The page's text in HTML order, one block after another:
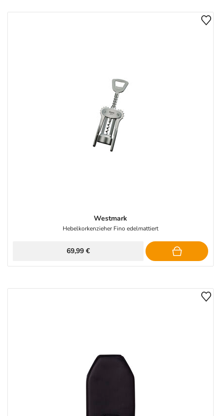
Westmark
Hebelkorkenzieher Fino edelmattiert
69,99 €